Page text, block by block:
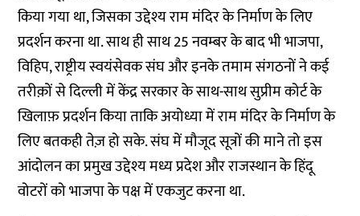
किया गया था, जिसका उद्देश्य राम मंदिर के निर्माण के लिए
प्रदर्शन करना था. साथ ही साथ 25 नवम्बर के बाद भी भाजपा,
विहिप, राष्ट्रीय स्वयंसेवक संघ और इनके तमाम संगठनों ने कई
तरीक़ों से दिल्ली में केंद्र सरकार के साथ-साथ सुप्रीम कोर्ट के
खिलाफ़ प्रदर्शन किया ताकि अयोध्या में राम मंदिर के निर्माण के
लिए बतकही तेज़ हो सके. संघ में मौजूद सूत्रों की माने तो इस
आंदोलन का प्रमुख उद्देश्य मध्य प्रदेश और राजस्थान के हिंदू
वोटरों को भाजपा के पक्ष में एकजुट करना था.